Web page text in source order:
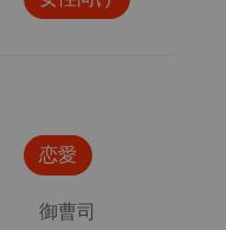
恋愛
御曹司